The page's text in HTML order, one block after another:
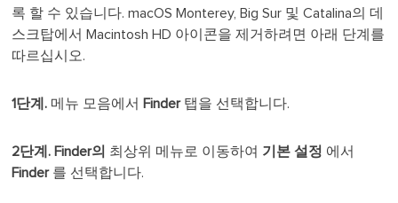
록 할 수 있습니다. macOS Monterey, Big Sur 및 Catalina의 데
스크탑에서 Macintosh HD 아이콘을 제거하려면 아래 단계를
따르십시오.
1단계. 메뉴 모음에서 Finder탭을 선택합니다.
2단계. Finder의 최상위 메뉴로 이동하여 기본 설정 에서
Finder를 선택합니다.